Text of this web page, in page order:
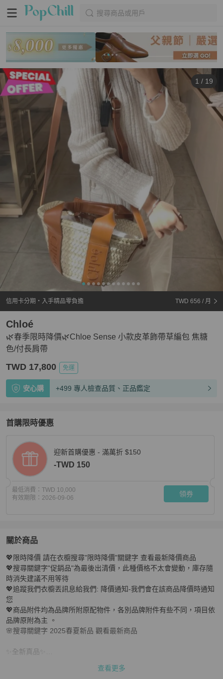
搜尋商品或用戶
1 / 19
信用卡分期・入手精品零負擔 TWD 656 / 月
🌿春季限時降價🌿Chloe Sense 小款皮革飾帶草編包 焦糖
色/付長肩帶
Chloé
TWD 17,800 免運
安心購 +499 專人檢查品質、正品鑑定
首購限時優惠
迎新首購優惠 - 滿萬折 $150
-TWD 150
最低消費： TWD 10,000
有效期限： 2026-09-06 領券
關於商品
關於🌿春季限時降價🌿Chloe Sense 小款皮革飾帶草編包 焦
💖限時降價 請在衣櫥搜尋"限時降價"關鍵字 查看最新降價商品
💖搜尋關鍵字"促銷品"為最後出清價，此種價格不太會變動，庫存隨
時消失建議不用等待
💖追蹤我們衣櫥丟訊息給我們: 降價通知-我們會在該商品降價時通知
您
💖商品附件均為品牌所附原配物件，各別品牌附件有些不同，項目依
品牌原附為主 。
🌸搜尋關鍵字 2025春夏新品 觀看最新商品
✨全新真品✨
查看更多